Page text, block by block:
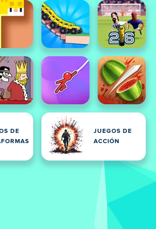
DE
JUEGOS DE
ACCIÓN